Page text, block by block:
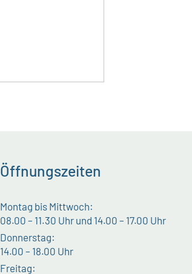
Öffnungszeiten
Montag bis Mittwoch:
08.00 – 11.30 Uhr und 14.00 – 17.00 Uhr
Donnerstag:
14.00 – 18.00 Uhr
Freitag: